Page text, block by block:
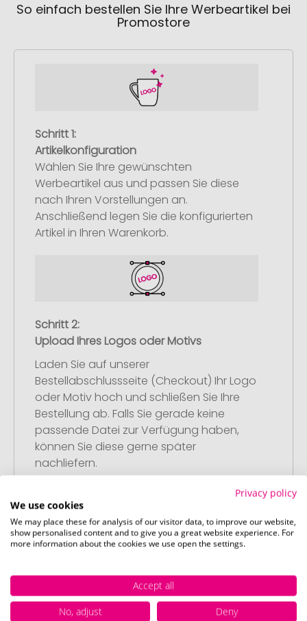
So einfach bestellen Sie Ihre Werbeartikel bei
Promostore
Schritt 1:
Artikelkonfiguration
Wählen Sie Ihre gewünschten
Werbeartikel aus und passen Sie diese
nach Ihren Vorstellungen an.
Anschließend legen Sie die konfigurierten
Artikel in Ihren Warenkorb.
Schritt 2:
Upload Ihres Logos oder Motivs
Laden Sie auf unserer
Bestellabschlussseite (Checkout) Ihr Logo
oder Motiv hoch und schließen Sie Ihre
Bestellung ab. Falls Sie gerade keine
passende Datei zur Verfügung haben,
können Sie diese gerne später
nachliefern.
Artikelvorschau und Freigabe
Sie erhalten von uns eine kostenlose
Druckvorschau mit Ihrem Design. Sobald
Privacy policy
We use cookies
We may place these for analysis of our visitor data, to improve our website,
show personalised content and to give you a great website experience. For
more information about the cookies we use open the settings.
Accept all
No, adjust
Deny